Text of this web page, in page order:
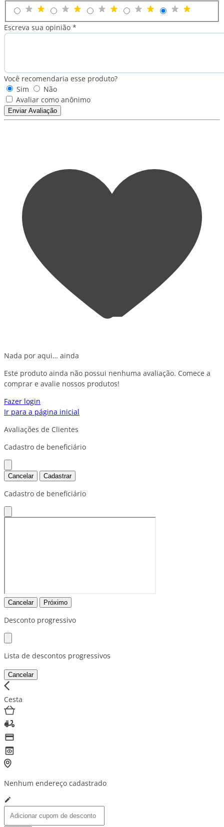
Escreva sua opinião *
Você recomendaria esse produto?
Sim
Não
Avaliar como anônimo
Enviar Avaliação
Nada por aqui… ainda
Este produto ainda não possui nenhuma avaliação. Comece a
comprar e avalie nossos produtos!
Fazer login
Ir para a página inicial
Avaliações de Clientes
Cadastro de beneficiário
Cancelar Cadastrar
Cadastro de beneficiário
Cancelar Próximo
Desconto progressivo
Lista de descontos progressivos
Cancelar
Cesta
Nenhum endereço cadastrado